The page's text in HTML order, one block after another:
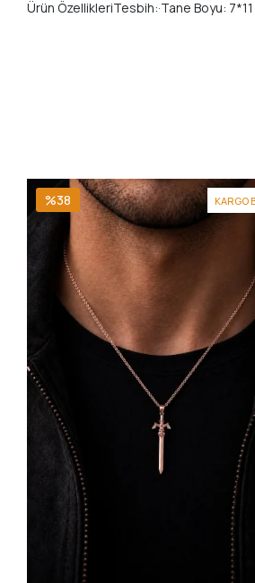
Ürün ÖzellikleriTesbih:·Tane Boyu:
KARGO
%38